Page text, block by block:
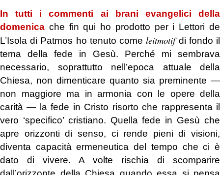
In tutti i commenti ai brani evangelici della
domenica che fin qui ho prodotto per i Lettori de
L’Isola di Patmos ho tenuto comeleitmotif di fondo il
tema della fede in Gesù. Perché mi sembrava
necessario, soprattutto nell’epoca attuale della
Chiesa, non dimenticare quanto sia preminente ―
non maggiore ma in armonia con le opere della
carità ― la fede in Cristo risorto che rappresenta il
vero ‘specifico’ cristiano. Quella fede in Gesù che
apre orizzonti di senso, ci rende pieni di visioni,
diventa capacità ermeneutica del tempo che ci è
dato di vivere. A volte rischia di scomparire